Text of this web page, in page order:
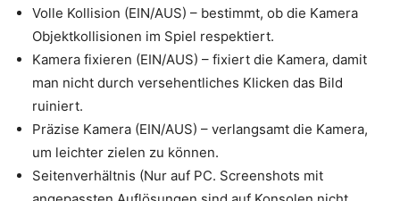
Volle Kollision (EIN/AUS) – bestimmt, ob die Kamera
Objektkollisionen im Spiel respektiert.
Kamera fixieren (EIN/AUS) – fixiert die Kamera, damit
man nicht durch versehentliches Klicken das Bild
ruiniert.
Präzise Kamera (EIN/AUS) – verlangsamt die Kamera,
um leichter zielen zu können.
Seitenverhältnis (Nur auf PC. Screenshots mit